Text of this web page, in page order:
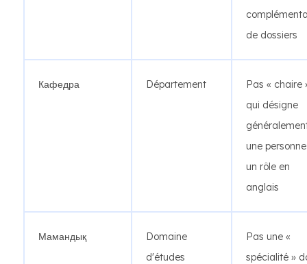
de dossiers
Кафедра Département
Pas « chaire
qui désigne
une
un rôle en
anglais
Мамандық
Domaine
d'études
Pas une «
spécialité »